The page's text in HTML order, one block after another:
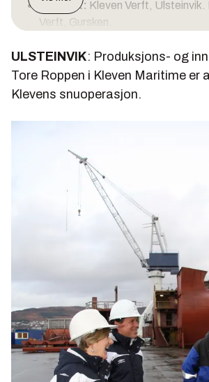
To verft: Kleven Verft, Ulsteinvik.
Verft, Gursken.
milliarder kroner
ULSTEINVIK: Produksjons- og
Tore Roppen i Kleven Maritime er
Klevens snuoperasjon.